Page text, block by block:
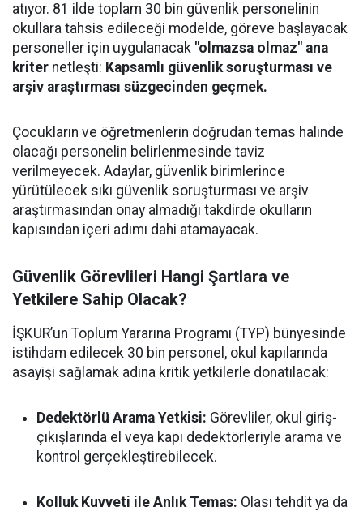
atıyor. 81 ilde toplam 30 bin güvenlik personelinin
okullara tahsis edileceği modelde, göreve başlayacak
personeller için uygulanacak "olmazsa olmaz" ana
kriter netleşti: Kapsamlı güvenlik soruşturması ve
arşiv araştırması süzgecinden geçmek.
Çocukların ve öğretmenlerin doğrudan temas halinde
olacağı personelin belirlenmesinde taviz
verilmeyecek. Adaylar, güvenlik birimlerince
yürütülecek sıkı güvenlik soruşturması ve arşiv
araştırmasından onay almadığı takdirde okulların
kapısından içeri adımı dahi atamayacak.
Güvenlik Görevlileri Hangi Şartlara ve
Yetkilere Sahip Olacak?
İŞKUR’un Toplum Yararına Programı (TYP) bünyesinde
istihdam edilecek 30 bin personel, okul kapılarında
asayişi sağlamak adına kritik yetkilerle donatılacak:
Dedektörlü Arama Yetkisi: Görevliler, okul giriş-
çıkışlarında el veya kapı dedektörleriyle arama ve
kontrol gerçekleştirebilecek.
Kolluk Kuvveti ile Anlık Temas: Olası tehdit ya da